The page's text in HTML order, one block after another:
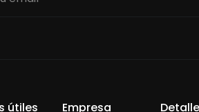
útiles Empresa